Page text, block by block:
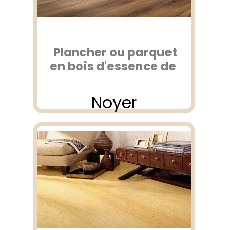
Plancher ou parquet
en bois d'essence de
Noyer